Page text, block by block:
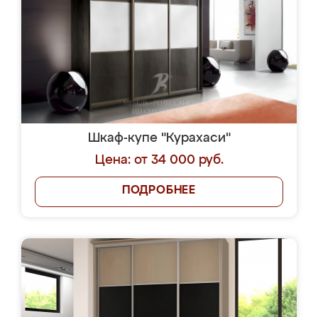
Шкаф-купе "Курахаси"
Цена: от 34 000 руб.
ПОДРОБНЕЕ